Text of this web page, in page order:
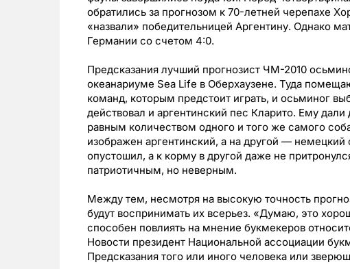
обратились за прогнозом к 70-летней черепахе
«назвали» победительницей Аргентину. Однако
Германии со счетом 4:0.
Предсказания лучший прогнозист ЧМ-2010
океанариуме Sea Life в Оберхаузене. Туда
команд, которым предстоит играть, и осьминог
действовал и аргентинский пес Кларито. Ему
равным количеством одного и того же самого
изображен аргентинский, а на другой —
опустошил, а к корму в другой даже не
патриотичным, но неверным.
Между тем, несмотря на высокую точность
будут воспринимать их всерьез. «Думаю, это
способен повлиять на мнение букмекеров
Новости президент Национальной ассоциации
Предсказания того или иного человека или